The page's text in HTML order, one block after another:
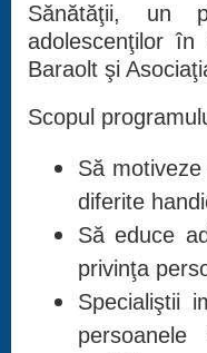
Sănătăţii, un
adolescenţilor
Baraolt şi
Scopul
Să
diferite
Să educe
privinţa
Specialiştii